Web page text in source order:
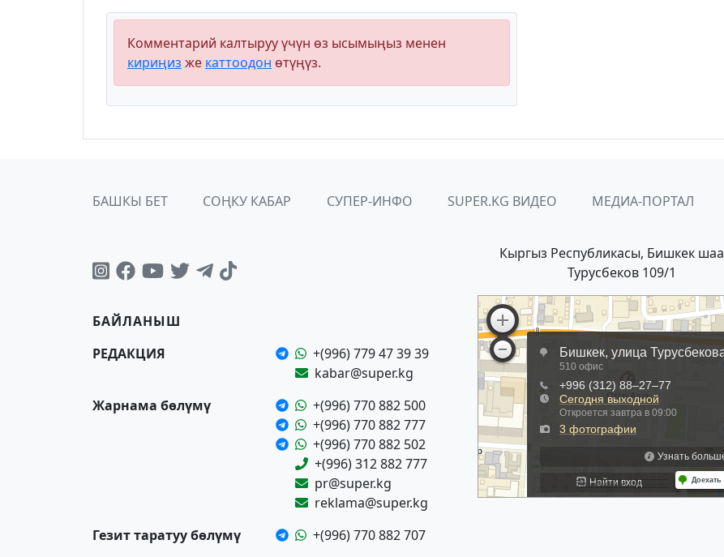
Комментарий калтыруу үчүн өз ысымыңыз менен
кириңиз же каттоодон өтүңүз.
БАШКЫ БЕТ СОҢКУ КАБАР СУПЕР-ИНФО SUPER.KG ВИДЕО МЕДИА-ПОРТАЛ
БАЙЛАНЫШ
РЕДАКЦИЯ
+(996) 779 47 39 39
kabar@super.kg
Жарнама бөлүмү
+(996) 770 882 500
+(996) 770 882 777
+(996) 770 882 502
+(996) 312 882 777
pr@super.kg
reklama@super.kg
Гезит таратуу бөлүмү
+(996) 770 882 707
Кыргыз Республикасы, Бишкек
Турусбеков 109/1